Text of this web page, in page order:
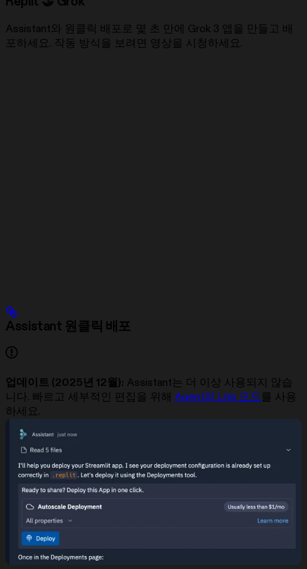
Assistant와 원클릭 배포로 몇 초 만에 Grok 3 앱을 만들고 배
포하세요. 작동 방식을 보려면 영상을 시청하세요.
Assistant 원클릭 배포
업데이트 (2025년 12월): Assistant는 더 이상 사용되지 않습
니다. 빠르고 세부적인 편집을 위해 Agent의 Lite 모드를 사용
하세요.